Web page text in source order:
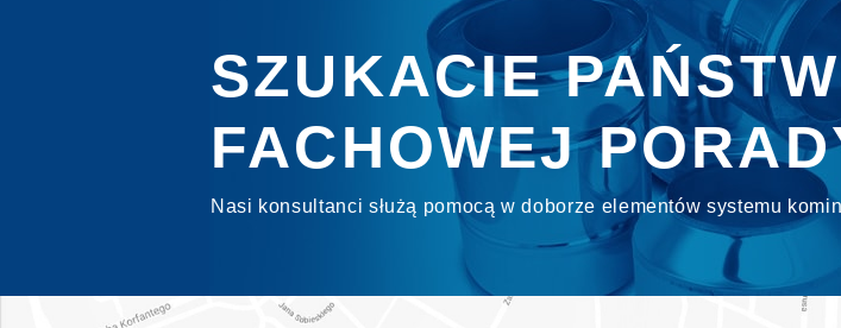
SZUKACIE
FACHOWEJ
Nasi konsultanci służą pomocą w doborze elementów systemu